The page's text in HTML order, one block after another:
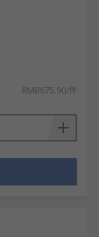
RMB675.90/件